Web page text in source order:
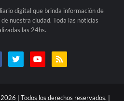
digital que brinda información de
nuestra ciudad. Toda las noticias
las 24hs.
| Todos los derechos reservados. |